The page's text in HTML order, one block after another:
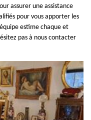
assurer une assistance
pour vous apporter les
estime chaque et
pas à nous contacter